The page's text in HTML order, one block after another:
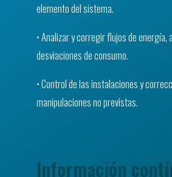
elemento del sistema.
• Analizar y corregir flujos de energía,
desviaciones de consumo.
• Control de las instalaciones y
manipulaciones no previstas.
Información